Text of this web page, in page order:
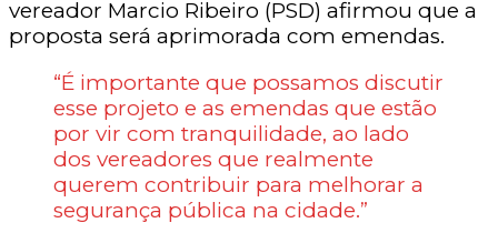
vereador Marcio Ribeiro (PSD) afirmou que a
proposta será aprimorada com emendas.
“É importante que possamos discutir
esse projeto e as emendas que estão
por vir com tranquilidade, ao lado
dos vereadores que realmente
querem contribuir para melhorar a
segurança pública na cidade.”